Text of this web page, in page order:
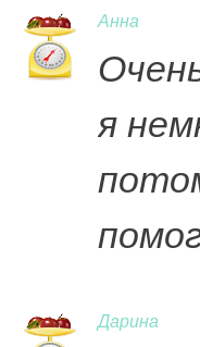
Анна
я
Дарина